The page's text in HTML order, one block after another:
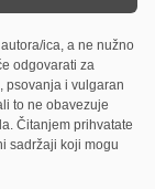
ica, a ne nužno
odgovarati za
psovanja i vulgaran
to ne obavezuje
Čitanjem prihvatate
sadržaji koji mogu